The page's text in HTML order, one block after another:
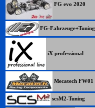
FG evo 2020
FG-Fahrzeuge+Tuning
iX professional
Mecatech FW01
scsM2-Tuning